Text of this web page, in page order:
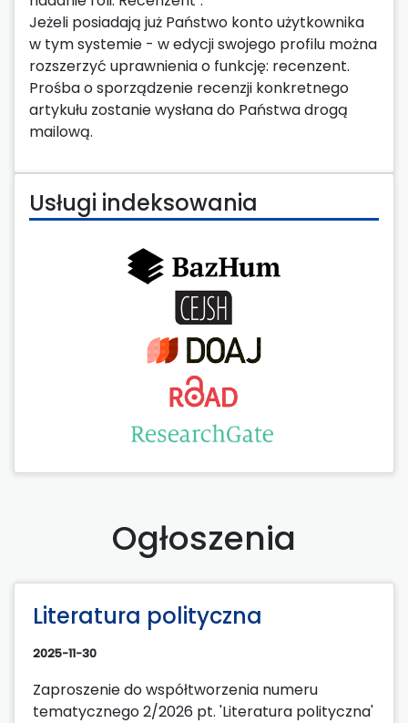
Jeżeli posiadają już Państwo konto użytkownika
w tym systemie - w edycji swojego profilu można
rozszerzyć uprawnienia o funkcję: recenzent.
Prośba o sporządzenie recenzji konkretnego
artykułu zostanie wysłana do Państwa drogą
mailową.
Usługi indeksowania
Ogłoszenia
Literatura polityczna
2025-11-30
Zaproszenie do współtworzenia numeru
tematycznego 2/2026 pt. 'Literatura polityczna'